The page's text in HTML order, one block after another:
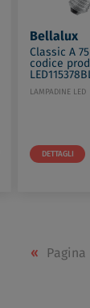
Bellalux
Classic A
codice
LAMPADINE LED
DETTAGLI
« Pagina